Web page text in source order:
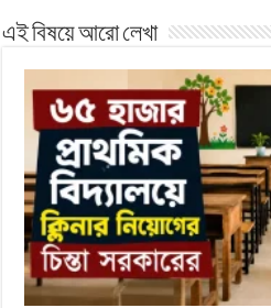
এই বিষয়ে আরো লেখা